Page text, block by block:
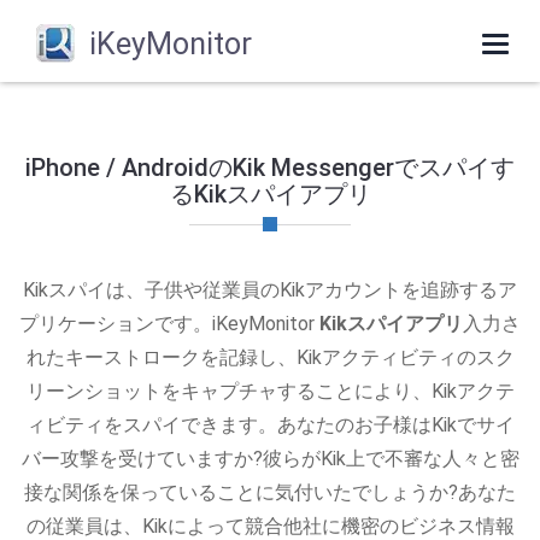
iKeyMonitor
iPhone / AndroidのKik Messengerでスパイす
るKikスパイアプリ
Kikスパイは、子供や従業員のKikアカウントを追跡するア
プリケーションです。iKeyMonitor Kikスパイアプリ 入力さ
れたキーストロークを記録し、Kikアクティビティのスク
リーンショットをキャプチャすることにより、Kikアクテ
ィビティをスパイできます。あなたのお子様はKikでサイ
バー攻撃を受けていますか?彼らがKik上で不審な人々と密
接な関係を保っていることに気付いたでしょうか?あなた
の従業員は、Kikによって競合他社に機密のビジネス情報